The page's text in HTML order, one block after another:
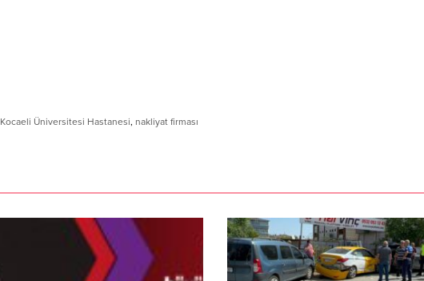
Kocaeli Üniversitesi Hastanesi, nakliyat firması